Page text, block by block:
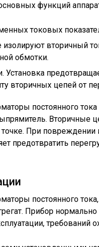
функций
токовых
вторичный
обмотки.
Установка
вторичных цепей от
постоянного
Вторичные
При
предотвратить
постоянного
Прибор
требований